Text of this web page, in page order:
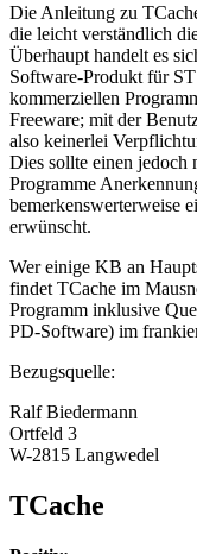
Die Anleitung zu
die leicht verständlich
Überhaupt handelt es
Software-Produkt für
kommerziellen
Freeware; mit der
also keinerlei
Dies sollte einen jedoch
Programme
bemerkenswerterweise
erwünscht.
Wer einige KB an
findet TCache im
Programm inklusive
PD-Software) im
Bezugsquelle:
Ralf Biedermann
Ortfeld 3
W-2815 Langwedel
TCache